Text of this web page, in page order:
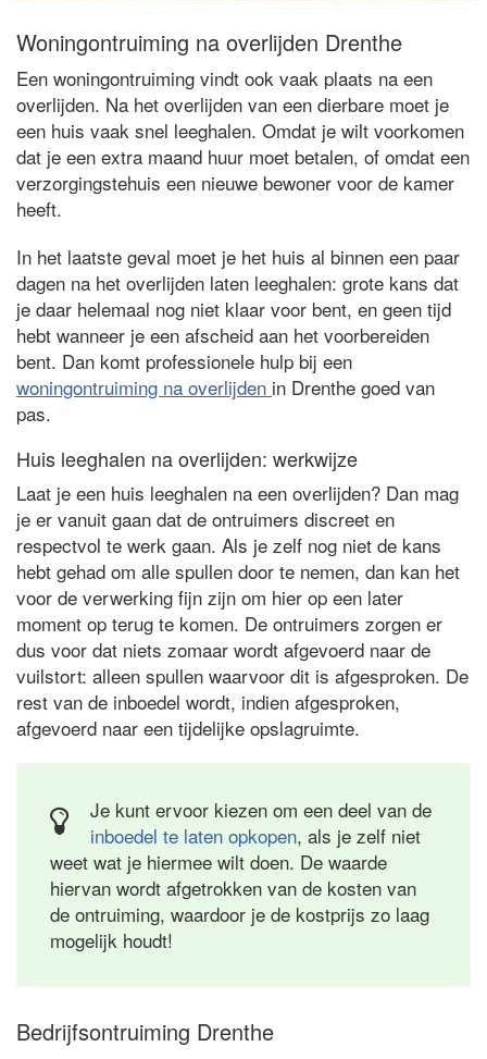
Woningontruiming na overlijden Drenthe
Een woningontruiming vindt ook vaak plaats na een
overlijden. Na het overlijden van een dierbare moet je
een huis vaak snel leeghalen. Omdat je wilt voorkomen
dat je een extra maand huur moet betalen, of omdat een
verzorgingstehuis een nieuwe bewoner voor de kamer
heeft.
In het laatste geval moet je het huis al binnen een paar
dagen na het overlijden laten leeghalen: grote kans dat
je daar helemaal nog niet klaar voor bent, en geen tijd
hebt wanneer je een afscheid aan het voorbereiden
bent. Dan komt professionele hulp bij een
woningontruiming na overlijden in Drenthe goed van
pas.
Huis leeghalen na overlijden: werkwijze
Laat je een huis leeghalen na een overlijden? Dan mag
je er vanuit gaan dat de ontruimers discreet en
respectvol te werk gaan. Als je zelf nog niet de kans
hebt gehad om alle spullen door te nemen, dan kan het
voor de verwerking fijn zijn om hier op een later
moment op terug te komen. De ontruimers zorgen er
dus voor dat niets zomaar wordt afgevoerd naar de
vuilstort: alleen spullen waarvoor dit is afgesproken. De
rest van de inboedel wordt, indien afgesproken,
afgevoerd naar een tijdelijke opslagruimte.
Je kunt ervoor kiezen om een deel van de
inboedel te laten opkopen, als je zelf niet
weet wat je hiermee wilt doen. De waarde
hiervan wordt afgetrokken van de kosten van
de ontruiming, waardoor je de kostprijs zo laag
mogelijk houdt!
Bedrijfsontruiming Drenthe